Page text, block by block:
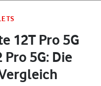
12T Pro 5G
5G: Die